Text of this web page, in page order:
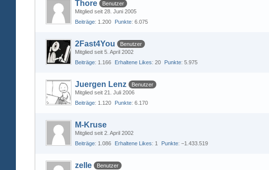
Thore
Benutzer
Mitglied seit 28. Juni 2005
Beiträge 1.200 Punkte 6.075
2Fast4You
Benutzer
Mitglied seit 5. April 2002
Beiträge 1.166 Erhaltene Likes 20 Punkte 5.975
Juergen Lenz
Benutzer
Mitglied seit 21. Juli 2006
Beiträge 1.120 Punkte 6.170
M-Kruse
Mitglied seit 2. April 2002
Beiträge 1.086 Erhaltene Likes 1 Punkte −1.433.519
zelle
Benutzer